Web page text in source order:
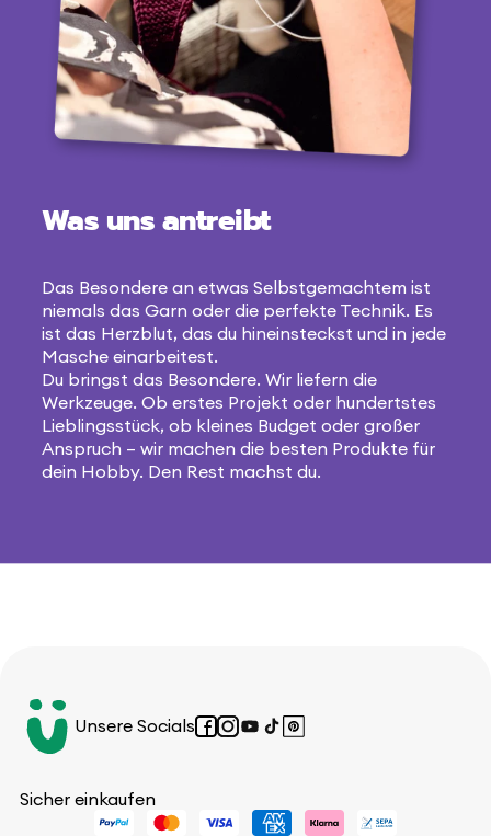
Was uns antreibt
Das Besondere an etwas Selbstgemachtem ist
niemals das Garn oder die perfekte Technik. Es
ist das Herzblut, das du hineinsteckst und in jede
Masche einarbeitest.
Du bringst das Besondere. Wir liefern die
Werkzeuge. Ob erstes Projekt oder hundertstes
Lieblingsstück, ob kleines Budget oder großer
Anspruch – wir machen die besten Produkte für
dein Hobby. Den Rest machst du.
Unsere SocialsFacebook
Instagram
YouTube
TikTokPinterest
Sicher einkaufen